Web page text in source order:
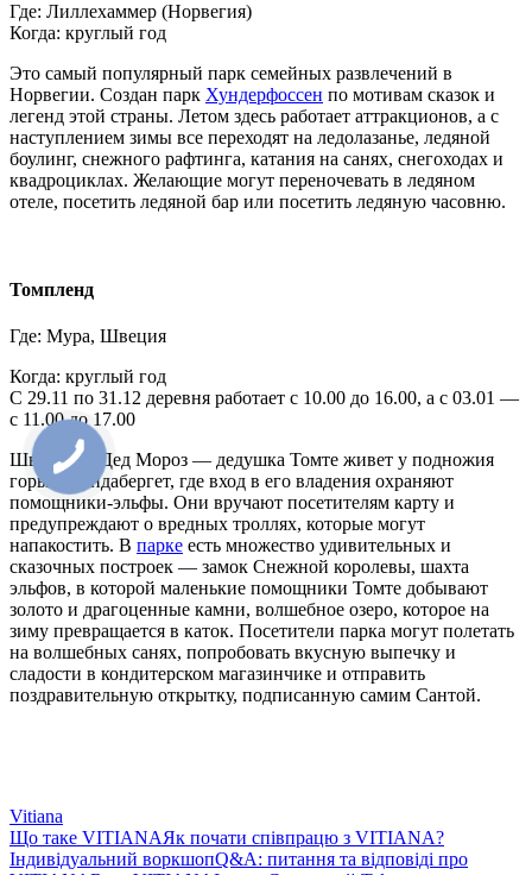
Где: Лиллехаммер (Норвегия)
Когда: круглый год
Это самый популярный парк семейных развлечений в
Норвегии. Создан парк Хундерфоссен по мотивам сказок и
легенд этой страны. Летом здесь работает аттракционов, а с
наступлением зимы все переходят на ледолазанье, ледяной
боулинг, снежного рафтинга, катания на санях, снегоходах и
квадроциклах. Желающие могут переночевать в ледяном
отеле, посетить ледяной бар или посетить ледяную часовню.
Томпленд
Где: Мура, Швеция
Когда: круглый год
С 29.11 по 31.12 деревня работает с 10.00 до 16.00, а с 03.01 —
с 11.00 до 17.00
Шведский Дед Мороз — дедушка Томте живет у подножия
горы Гесундабергет, где вход в его владения охраняют
помощники-эльфы. Они вручают посетителям карту и
предупреждают о вредных троллях, которые могут
напакостить. В парке есть множество удивительных и
сказочных построек — замок Снежной королевы, шахта
эльфов, в которой маленькие помощники Томте добывают
золото и драгоценные камни, волшебное озеро, которое на
зиму превращается в каток. Посетители парка могут полетать
на волшебных санях, попробовать вкусную выпечку и
сладости в кондитерском магазинчике и отправить
поздравительную открытку, подписанную самим Сантой.
Vitiana
Що таке VITIANAЯк почати співпрацю з VITIANA?
Індивідуальний воркшопQ&A: питання та відповіді про